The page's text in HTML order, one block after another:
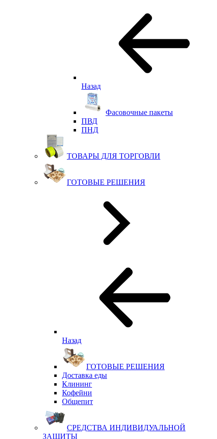
Назад
Фасовочные пакеты
ПВД
ПНД
ТОВАРЫ ДЛЯ ТОРГОВЛИ
ГОТОВЫЕ РЕШЕНИЯ
Назад
ГОТОВЫЕ РЕШЕНИЯ
Доставка еды
Клининг
Кофейни
Общепит
СРЕДСТВА ИНДИВИДУАЛЬНОЙ
ЗАЩИТЫ